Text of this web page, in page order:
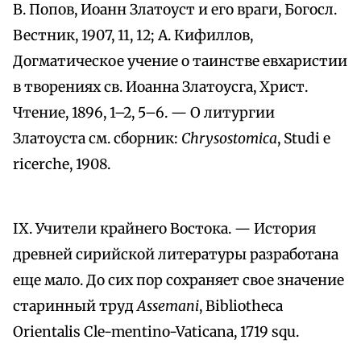
В. Попов, Иоанн Златоуст и его враги, Богосл.
Вестник, 1907, 11, 12; А. Кифиллов,
Догматическое учение о таинстве евхаристии
в творениях св. Иоанна Златоусга, Христ.
Чтение, 1896, 1–2, 5–6. — О литургии
Златоуста см. сборник: Chrysostomica, Studi e
ricerche, 1908.
IX. Учители крайнего Востока. — История
древней сирийской литературы разработана
еще мало. До сих пор сохраняет свое значение
старинный трудAssemani, Bibliotheca
Orientalis Cle-mentino-Vaticana, 1719 squ.